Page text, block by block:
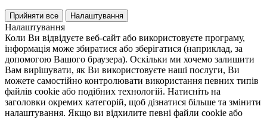
Прийняти все Налаштування
Налаштування
Коли Ви відвідуєте веб-сайт або використовуєте програму,
інформація може збиратися або зберігатися (наприклад, за
допомогою Вашого браузера). Оскільки ми хочемо залишити
Вам вирішувати, як Ви використовуєте наші послуги, Ви
можете самостійно контролювати використання певних типів
файлів cookie або подібних технологій. Натисніть на
заголовки окремих категорій, щоб дізнатися більше та змінити
налаштування. Якщо ви відхилите певні файли cookie або